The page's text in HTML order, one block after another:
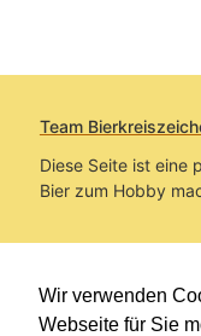
Wir verwenden
Webseite für Sie
Team
Diese Seite ist eine
Bier zum Hobby
Sie befinden sich
im Pfad: